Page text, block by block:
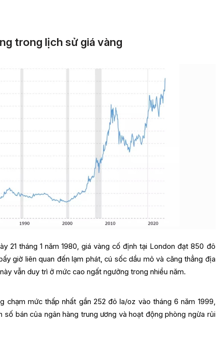
trong lịch sử giá vàng
21 tháng 1 năm 1980, giá vàng cố định tại London đạt 850 đô
giờ liên quan đến lạm phát, cú sốc dầu mỏ và căng thẳng địa
vẫn duy trì ở mức cao ngất ngưởng trong nhiều năm.
chạm mức thấp nhất gần 252 đô la/oz vào tháng 6 năm 1999,
số bán của ngân hàng trung ương và hoạt động phòng ngừa rủi